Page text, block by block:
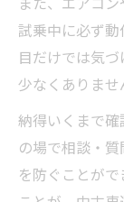
試乗中に必ず
目だけでは気
少なくありませ
納得いくまで
の場で相談・
を防ぐことが